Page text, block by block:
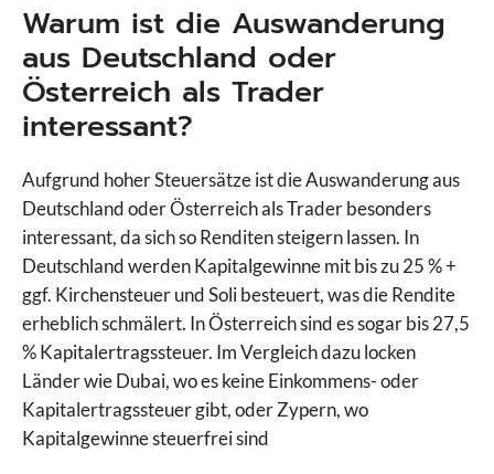
Warum ist die Auswanderung
aus Deutschland oder
Österreich als Trader
interessant?
Aufgrund hoher Steuersätze ist die Auswanderung aus
Deutschland oder Österreich als Trader besonders
interessant, da sich so Renditen steigern lassen. In
Deutschland werden Kapitalgewinne mit bis zu 25 % +
ggf. Kirchensteuer und Soli besteuert, was die Rendite
erheblich schmälert. In Österreich sind es sogar bis 27,5
% Kapitalertragssteuer. Im Vergleich dazu locken
Länder wie Dubai, wo es keine Einkommens- oder
Kapitalertragssteuer gibt, oder Zypern, wo
Kapitalgewinne steuerfrei sind